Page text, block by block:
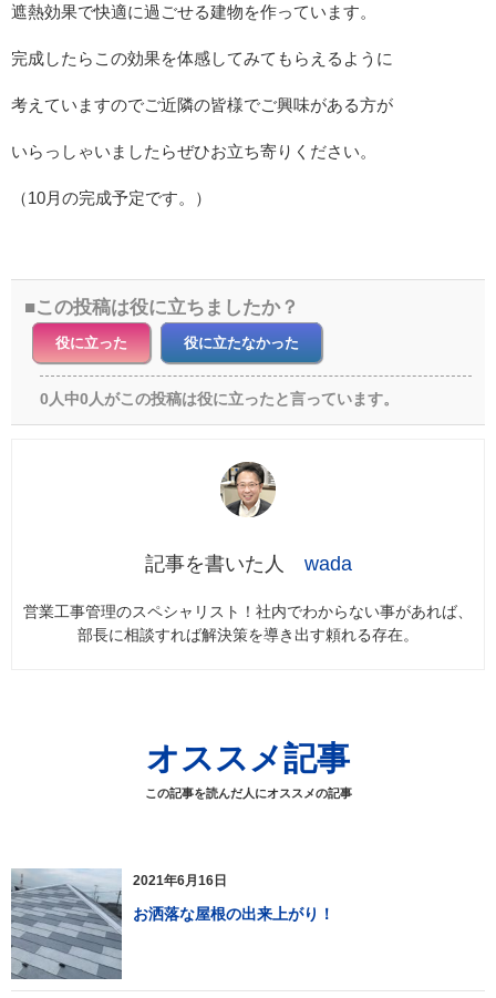
遮熱効果で快適に過ごせる建物を作っています。
完成したらこの効果を体感してみてもらえるように
考えていますのでご近隣の皆様でご興味がある方が
いらっしゃいましたらぜひお立ち寄りください。
（10月の完成予定です。）
この投稿は役に立ちましたか？
役に立った 役に立たなかった
0人中0人がこの投稿は役に立ったと言っています。
wada
営業工事管理のスペシャリスト！社内でわからない事があれば、
部長に相談すれば解決策を導き出す頼れる存在。
オススメ記事
この記事を読んだ人にオススメの記事
2021年6月16日
お洒落な屋根の出来上がり！